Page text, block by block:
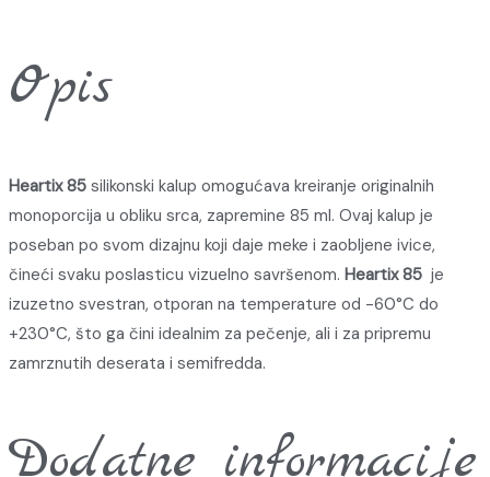
Opis
Heartix 85 silikonski kalup omogućava kreiranje originalnih
monoporcija u obliku srca, zapremine 85 ml. Ovaj kalup je
poseban po svom dizajnu koji daje meke i zaobljene ivice,
čineći svaku poslasticu vizuelno savršenom. Heartix 85 je
izuzetno svestran, otporan na temperature od -60°C do
+230°C, što ga čini idealnim za pečenje, ali i za pripremu
zamrznutih deserata i semifredda.
Dodatne informacije